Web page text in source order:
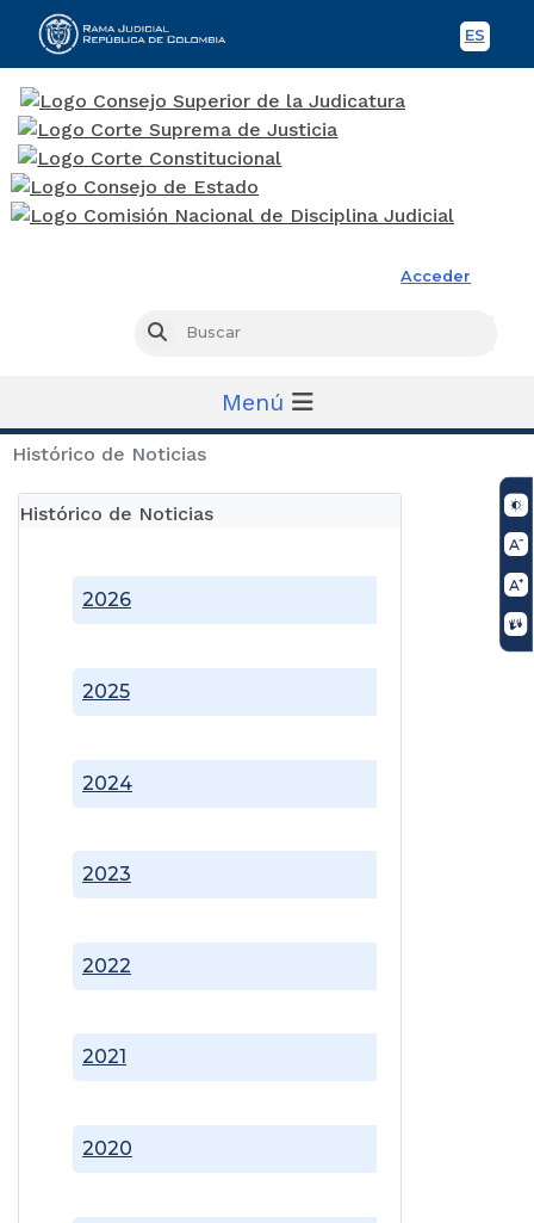
ES
Acceder
Buscar
Menú
Histórico de Noticias
Histórico de Noticias
2020
2021
2022
2023
2024
2025
2026